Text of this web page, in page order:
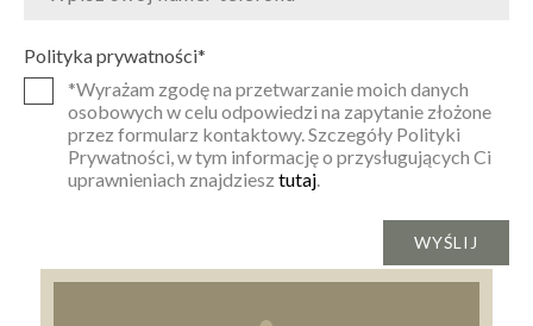
Polityka prywatności*
*Wyrażam zgodę na przetwarzanie moich danych
osobowych w celu odpowiedzi na zapytanie złożone
przez formularz kontaktowy. Szczegóły Polityki
Prywatności, w tym informację o przysługujących Ci
uprawnieniach znajdziesz tutaj.